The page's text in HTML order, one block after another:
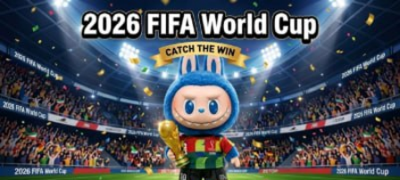
tyc5997太阳集团(股份有限
公司)-Official website
英文
EN